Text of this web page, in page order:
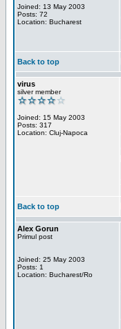
Joined: 13 May 2003
Posts: 72
Location: Bucharest
Back to top
virus
silver member
Joined: 15 May 2003
Posts: 317
Location: Cluj-Napoca
Back to top
Alex Gorun
Primul post
Joined: 25 May 2003
Posts: 1
Location: Bucharest/Ro